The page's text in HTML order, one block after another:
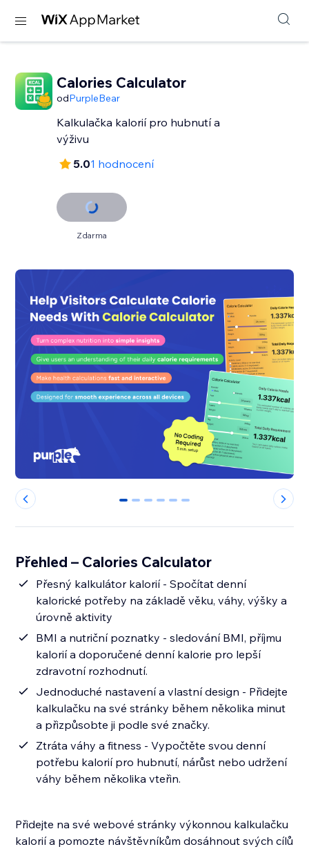
Calories Calculator
odPurpleBear
Kalkulačka kalorií pro hubnutí a
výživu
5.01 hodnocení
Zdarma
0 1 2 3 4 5
Přehled – Calories Calculator
Přesný kalkulátor kalorií - Spočítat denní
kalorické potřeby na základě věku, váhy, výšky a
úrovně aktivity
BMI a nutriční poznatky - sledování BMI, příjmu
kalorií a doporučené denní kalorie pro lepší
zdravotní rozhodnutí.
Jednoduché nastavení a vlastní design - Přidejte
kalkulačku na své stránky během několika minut
a přizpůsobte ji podle své značky.
Ztráta váhy a fitness - Vypočtěte svou denní
potřebu kalorií pro hubnutí, nárůst nebo udržení
váhy během několika vteřin.
Přidejte na své webové stránky výkonnou kalkulačku
kalorií a pomozte návštěvníkům dosáhnout svých cílů